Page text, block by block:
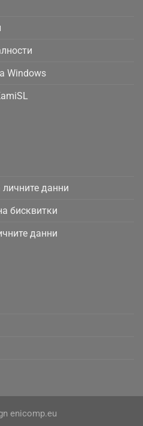
Windows
личните данни
бисквитки
данни
enicomp.eu